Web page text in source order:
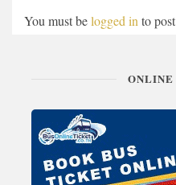
You must belogged into